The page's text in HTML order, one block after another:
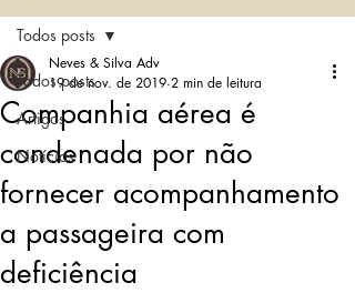
Todos posts
Artigos
Notícias
Todos posts
Companhia aérea é
condenada por não
fornecer acompanhamento
a passageira com
deficiência
Neves & Silva Adv
19 de nov. de 2019 2 min de leitura